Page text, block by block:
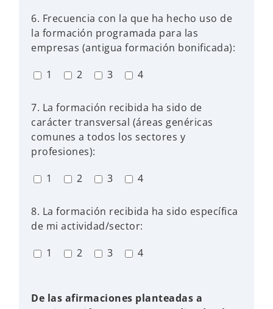
6. Frecuencia con la que ha hecho uso de
la formación programada para las
empresas (antigua formación bonificada):
1
2 3 4
7. La formación recibida ha sido de
carácter transversal (áreas genéricas
comunes a todos los sectores y
profesiones):
1
2 3 4
8. La formación recibida ha sido específica
de mi actividad/sector:
1
2 3 4
De las afirmaciones planteadas a